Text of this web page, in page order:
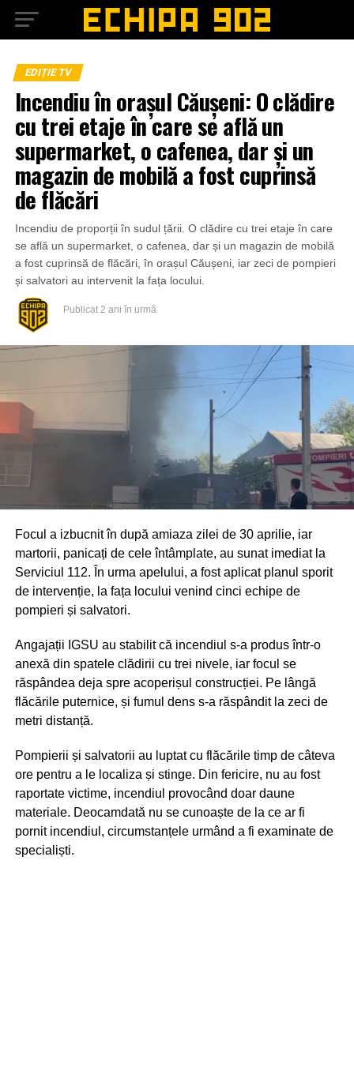
EDIȚIE TV
Incendiu în orașul Căușeni: O clădire
cu trei etaje în care se află un
supermarket, o cafenea, dar și un
magazin de mobilă a fost cuprinsă
de flăcări
Incendiu de proporții în sudul țării. O clădire cu trei etaje în care
se află un supermarket, o cafenea, dar și un magazin de mobilă
a fost cuprinsă de flăcări, în orașul Căușeni, iar zeci de pompieri
și salvatori au intervenit la fața locului.
Publicat 2 ani în urmă
Focul a izbucnit în după amiaza zilei de 30 aprilie, iar
martorii, panicați de cele întâmplate, au sunat imediat la
Serviciul 112. În urma apelului, a fost aplicat planul sporit
de intervenție, la fața locului venind cinci echipe de
pompieri și salvatori.
Angajații IGSU au stabilit că incendiul s-a produs într-o
anexă din spatele clădirii cu trei nivele, iar focul se
răspândea deja spre acoperișul construcției. Pe lângă
flăcările puternice, și fumul dens s-a răspândit la zeci de
metri distanță.
Pompierii și salvatorii au luptat cu flăcările timp de câteva
ore pentru a le localiza și stinge. Din fericire, nu au fost
raportate victime, incendiul provocând doar daune
materiale. Deocamdată nu se cunoaște de la ce ar fi
pornit incendiul, circumstanțele urmând a fi examinate de
specialiști.